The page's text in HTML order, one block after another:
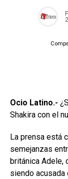
Ocio Latino.-
Shakira con el
La prensa está
semejanzas
británica Adele,
siendo acusada